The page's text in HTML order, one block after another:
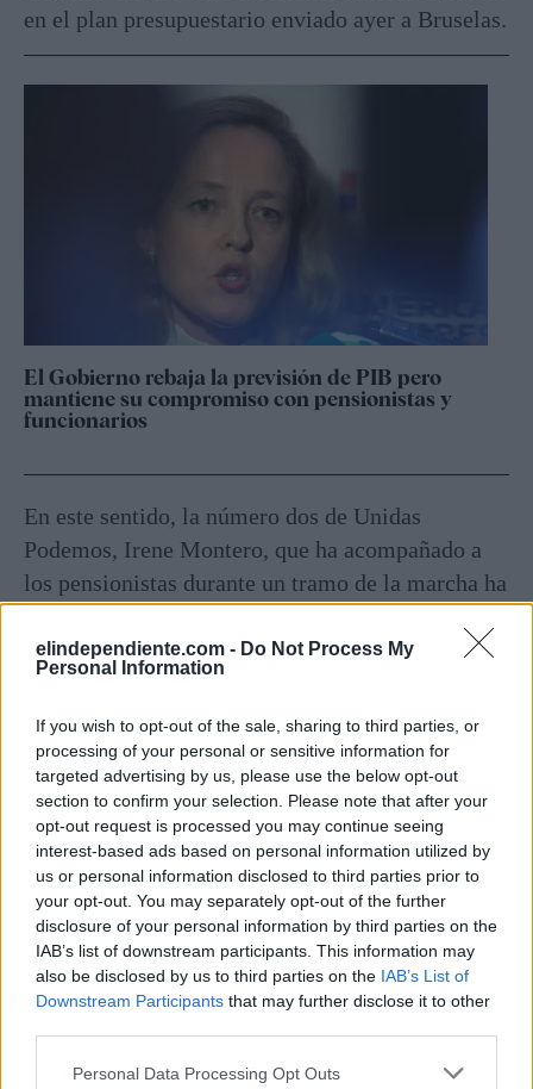
elindependiente.com - Do Not Process My
Personal Information
If you wish to opt-out of the sale, sharing to third parties, or
processing of your personal or sensitive information for
targeted advertising by us, please use the below opt-out
section to confirm your selection. Please note that after your
opt-out request is processed you may continue seeing
interest-based ads based on personal information utilized by
us or personal information disclosed to third parties prior to
your opt-out. You may separately opt-out of the further
disclosure of your personal information by third parties on the
IAB’s list of downstream participants. This information may
also be disclosed by us to third parties on the IAB’s List of
Downstream Participants that may further disclose it to other
Personal Data Processing Opt Outs
en el plan presupuestario enviado ayer a Bruselas.
El Gobierno rebaja la previsión de PIB pero
mantiene su compromiso con pensionistas y
funcionarios
En este sentido, la número dos de Unidas
Podemos, Irene Montero, que ha acompañado a
los pensionistas durante un tramo de la marcha ha
a Bruselas y no se plantee blindar las pensiones
por Ley con el IPC.
"Unidas Podemos apuesta por decirle a Bruselas
que si viene una recesión o vienen dificultades en
la economía, lo que hay que blindar son los
derechos de la gente y que de una nueva crisis hay
que salir blindando pensiones, sanidad, educación
y dependencia y no con recortes", ha
puntualizado.
Durante la marcha la mayoría de las personas han
querido dejar claro que "estamos aquí para que el
Gobierno cumpla, no vamos a desfallecer y